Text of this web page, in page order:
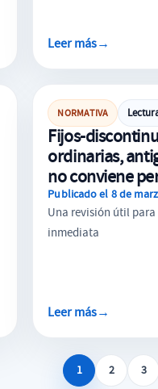
Leer más→
NORMATIVA
Fijos-
ordinarias,
no conviene
Publicado el 8 de
Una revisión útil
inmediata
Leer más→
1 2 3